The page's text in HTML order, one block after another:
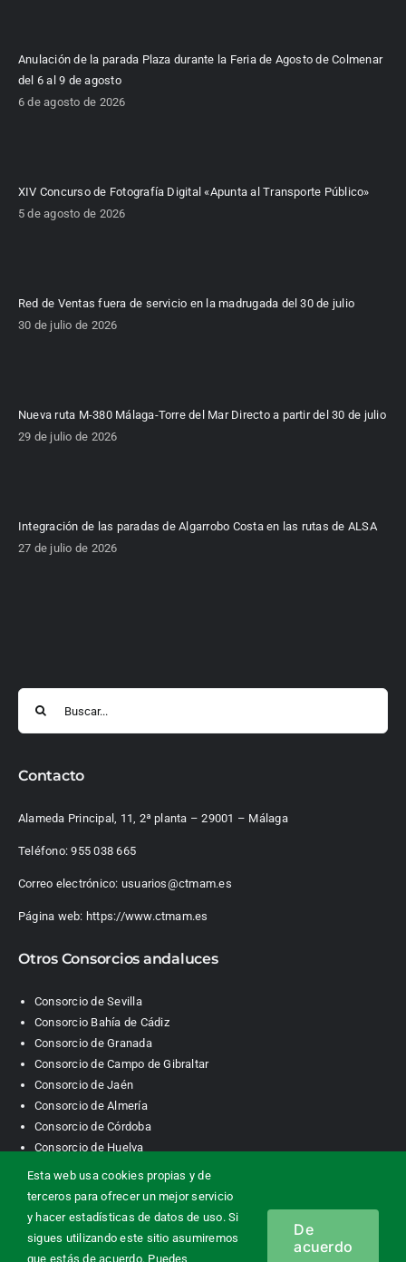
Anulación de la parada Plaza durante la Feria de Agosto de Colmenar
del 6 al 9 de agosto
6 de agosto de 2026
XIV Concurso de Fotografía Digital «Apunta al Transporte Público»
5 de agosto de 2026
Red de Ventas fuera de servicio en la madrugada del 30 de julio
30 de julio de 2026
Nueva ruta M-380 Málaga-Torre del Mar Directo a partir del 30 de julio
29 de julio de 2026
Integración de las paradas de Algarrobo Costa en las rutas de ALSA
27 de julio de 2026
Contacto
Alameda Principal, 11, 2ª planta – 29001 – Málaga
Teléfono:955 038 665
Correo electrónico: usuarios@ctmam.es
Página web: https://www.ctmam.es
Otros Consorcios andaluces
Consorcio de Sevilla
Consorcio Bahía de Cádiz
Consorcio de Granada
Consorcio de Campo de Gibraltar
Consorcio de Jaén
Consorcio de Almería
Consorcio de Córdoba
Consorcio de Huelva
Consorcio de Transporte Metropolitano. Área de Málaga |
Contacto| Información legal Política de privacidad|
Esta web usa cookies propias y de
terceros para ofrecer un mejor servicio
y hacer estadísticas de datos de uso. Si
sigues utilizando este sitio asumiremos
que estás de acuerdo. Puedes
De
acuerdo